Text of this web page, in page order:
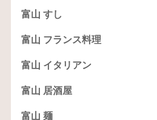
富山 すし
富山 フランス料理
富山 イタリアン
富山 居酒屋
富山 麺